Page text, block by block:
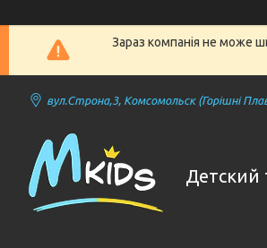
Зараз компанія не може
вул.Строна,3, Комсомольск (Горішні
Детский